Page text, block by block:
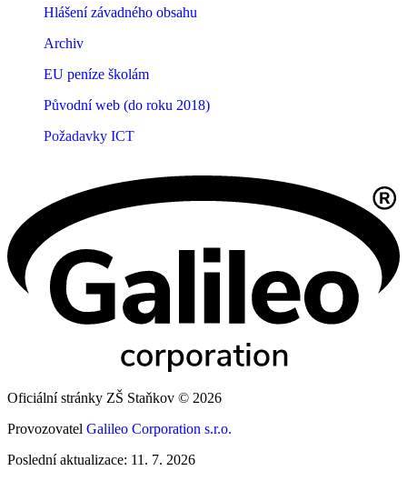
Hlášení závadného obsahu
Archiv
EU peníze školám
Původní web (do roku 2018)
Požadavky ICT
Oficiální stránky ZŠ Staňkov © 2026
Provozovatel Galileo Corporation s.r.o.
Poslední aktualizace: 11. 7. 2026